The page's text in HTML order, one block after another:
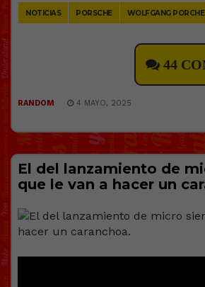
NOTICIAS PORSCHE WOLFGANG PORCHE
44
RANDOM 4 MAYO, 2025
El del lanzamiento de
que le van a hacer un